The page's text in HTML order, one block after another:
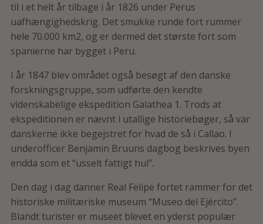
til i et helt år tilbage i år 1826 under Perus
uafhængighedskrig. Det smukke runde fort rummer
hele 70.000 km2, og er dermed det største fort som
spanierne har bygget i Peru.
I år 1847 blev området også besøgt af den danske
forskningsgruppe, som udførte den kendte
videnskabelige ekspedition Galathea 1. Trods at
ekspeditionen er nævnt i utallige historiebøger, så var
danskerne ikke begejstret for hvad de så i Callao. I
underofficer Benjamin Bruuns dagbog beskrives byen
endda som et “usselt fattigt hul”.
Den dag i dag danner Real Felipe fortet rammer for det
historiske militæriske museum “Museo del Ejército”.
Blandt turister er museet blevet en yderst populær